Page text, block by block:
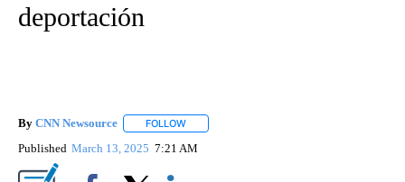
deportación
By CNN Newsource FOLLOW
Published March 13, 2025 7:21 AM